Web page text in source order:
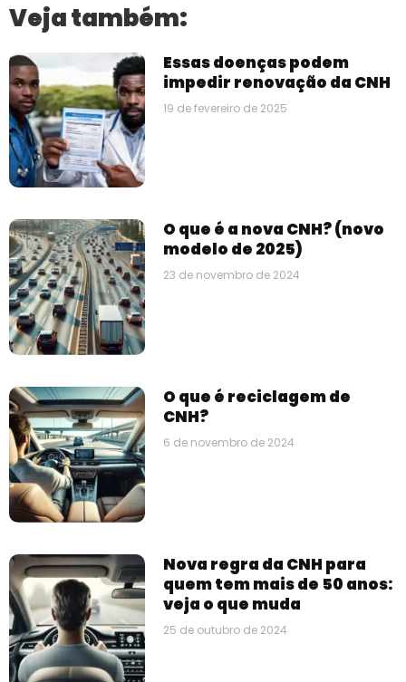
Veja também:
Essas doenças podem
impedir renovação da CNH
19 de fevereiro de 2025
O que é a nova CNH? (novo
modelo de 2025)
23 de novembro de 2024
O que é reciclagem de
CNH?
6 de novembro de 2024
Nova regra da CNH para
quem tem mais de 50 anos:
veja o que muda
25 de outubro de 2024